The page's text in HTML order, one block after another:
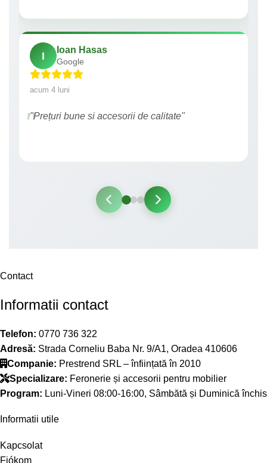
I
Ioan Hasas
Google
acum 4 luni
"Prețuri bune si accesorii de calitate"
Contact
Informatii contact
Telefon: 0770 736 322
Adresă: Strada Corneliu Baba Nr. 9/A1, Oradea 410606
Companie: Prestrend SRL – înființată în 2010
Specializare: Feronerie și accesorii pentru mobilier
Program: Luni-Vineri 08:00-16:00, Sâmbătă și Duminică închis
Informatii utile
Kapcsolat
Fiókom